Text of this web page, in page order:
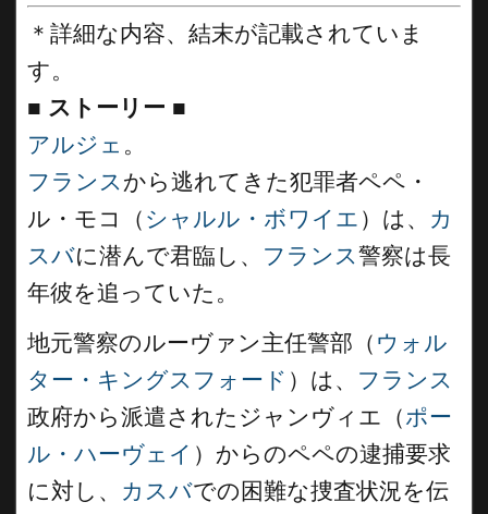
＊詳細な内容、結末が記載されていま
す。
■ ストーリー ■
アルジェ 。
フランスから逃れてきた犯罪者ペペ・
ル・モコ（ シャルル・ボワイエ ）は、 カ
スバに潜んで君臨し、 フランス警察は長
年彼を追っていた。
地元警察のルーヴァン主任警部（ ウォル
ター・キングスフォード ）は、 フランス
政府から派遣されたジャンヴィエ（ポー
ル・ハーヴェイ ）からのペペの逮捕要求
に対し、 カスバでの困難な捜査状況を伝